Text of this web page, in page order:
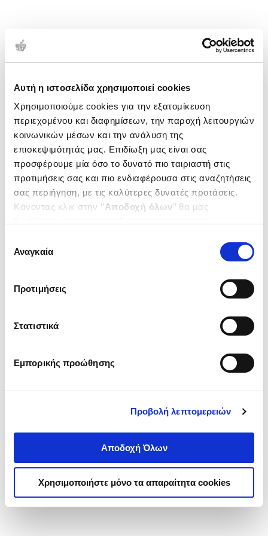
Αυτή η ιστοσελίδα χρησιμοποιεί cookies
Χρησιμοποιούμε cookies για την εξατομίκευση
περιεχομένου και διαφημίσεων, την παροχή λειτουργιών
κοινωνικών μέσων και την ανάλυση της
επισκεψιμότητάς μας. Επιδίωξη μας είναι σας
προσφέρουμε μία όσο το δυνατό πιο ταιριαστή στις
προτιμήσεις σας και πιο ενδιαφέρουσα στις αναζητήσεις
σας περιήγηση, με τις καλύτερες δυνατές προτάσεις.
Κάνοντας κλικ στην ‘’Αποδοχή όλων’’ θα μας
ενδιαφέρουν και να επιλέξετε από τα παρακάτω με την
΄΄και να ενημερωθείτε σχετικά με
συγκατάθεσης
Αναγκαία
Προτιμήσεις
Στατιστικά
Εμπορικής προώθησης
Προβολή λεπτομερειών
Αποδοχή Όλων
Χρησιμοποιήστε μόνο τα απαραίτητα cookies